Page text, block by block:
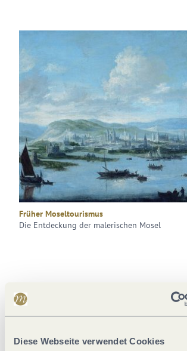
Diese Webseite verwendet Cookies
Früher Moseltourismus
Die Entdeckung der malerischen Mosel
Mundart Mosel
außerdem ist es ein lebendiges